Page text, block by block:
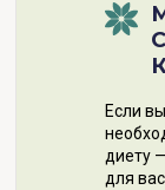
Если
диету
для